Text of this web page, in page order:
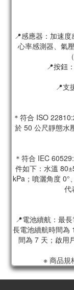
📍感應器：加速
心率感測器、氣
📍按鈕
📍支
＊符合 ISO
於 50 公尺靜態水
＊符合 IEC
件如下：水溫
kPa；噴灑角度 0°
代
📍電池續航：最
長電池續航時間為
間為 7 天；啟用
※ 商品規